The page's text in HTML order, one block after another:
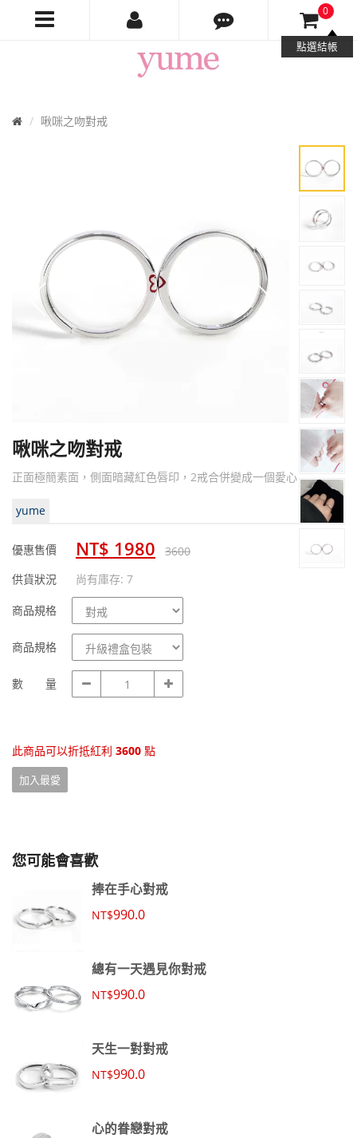
0
點選結帳
Yume
Jewelry
首
啾咪之吻對戒
啾咪之吻對戒
正面極簡素面，側面暗藏紅色唇印，2戒合併變成一個愛心
yume
優惠售價 NT$ 1980
3600
供貨狀況
尚有庫存: 7
商品規格
商
品
規
商品規格
商
品
規
數 量
數
量
此商品可以折抵紅利 3600 點
加入最愛
您可能會喜歡
捧在手心對戒
NT$990.0
總有一天遇見你對戒
NT$990.0
天生一對對戒
NT$990.0
心的眷戀對戒